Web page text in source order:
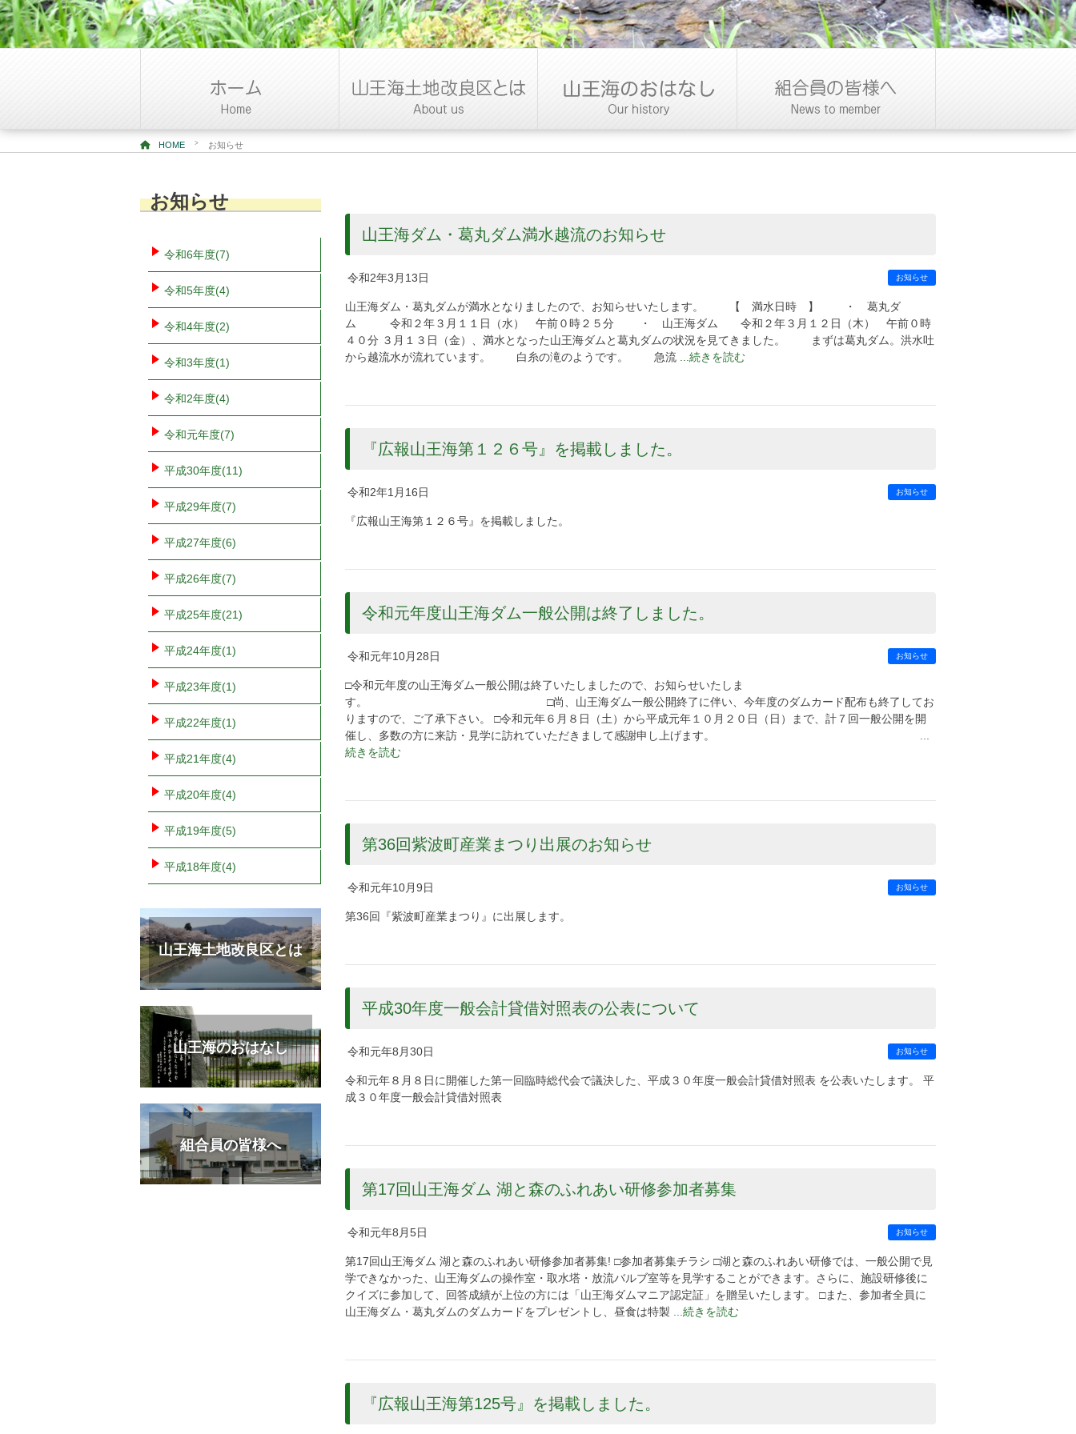
HOME > お知らせ
山王海ダム・葛丸ダム満水越流のお知らせ
令和2年3月13日 お知らせ
山王海ダム・葛丸ダムが満水となりましたので、お知らせいたします。 【 満水日時 】 ・ 葛丸ダ
ム 令和２年３月１１日（水） 午前０時２５分 ・ 山王海ダム 令和２年３月１２日（木） 午前０時
４０分 ３月１３日（金）、満水となった山王海ダムと葛丸ダムの状況を見てきました。 まずは葛丸ダム。洪水吐
から越流水が流れています。 白糸の滝のようです。 急流
...続きを読む
『広報山王海第１２６号』を掲載しました。
令和2年1月16日 お知らせ
『広報山王海第１２６号』を掲載しました。
令和元年度山王海ダム一般公開は終了しました。
令和元年10月28日 お知らせ
□令和元年度の山王海ダム一般公開は終了いたしましたので、お知らせいたしま
す。 □尚、山王海ダム一般公開終了に伴い、今年度のダムカード配布も終了してお
りますので、ご了承下さい。 □令和元年６月８日（土）から平成元年１０月２０日（日）まで、計７回一般公開を開
催し、多数の方に来訪・見学に訪れていただきまして感謝申し上げます。
続きを読む
第36回紫波町産業まつり出展のお知らせ
令和元年10月9日 お知らせ
第36回『紫波町産業まつり』に出展します。
平成30年度一般会計貸借対照表の公表について
令和元年8月30日 お知らせ
令和元年８月８日に開催した第一回臨時総代会で議決した、平成３０年度一般会計貸借対照表 を公表いたします。 平
成３０年度一般会計貸借対照表
第17回山王海ダム 湖と森のふれあい研修参加者募集
令和元年8月5日 お知らせ
第17回山王海ダム 湖と森のふれあい研修参加者募集! □参加者募集チラシ □湖と森のふれあい研修では、一般公開で見
学できなかった、山王海ダムの操作室・取水塔・放流バルブ室等を見学することができます。さらに、施設研修後に
クイズに参加して、回答成績が上位の方には「山王海ダムマニア認定証」を贈呈いたします。 □また、参加者全員に
山王海ダム・葛丸ダムのダムカードをプレゼントし、昼食は特製
...続きを読む
『広報山王海第125号』を掲載しました。
お知らせ
令和6年度(7)
令和5年度(4)
令和4年度(2)
令和3年度(1)
令和2年度(4)
令和元年度(7)
平成30年度(11)
平成29年度(7)
平成27年度(6)
平成26年度(7)
平成25年度(21)
平成24年度(1)
平成23年度(1)
平成22年度(1)
平成21年度(4)
平成20年度(4)
平成19年度(5)
平成18年度(4)
山王海土地改良区とは
山王海のおはなし
組合員の皆様へ